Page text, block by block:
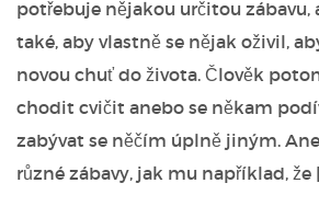
potřebuje nějakou určitou zábavu,
také, aby vlastně se nějak oživil,
novou chuť do života. Člověk
chodit cvičit anebo se někam
zabývat se něčím úplně jiným.
různé zábavy, jak mu například, že